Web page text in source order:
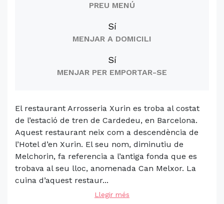
PREU MENÚ
Sí
MENJAR A DOMICILI
Sí
MENJAR PER EMPORTAR-SE
El restaurant Arrosseria Xurin es troba al costat
de l’estació de tren de Cardedeu, en Barcelona.
Aquest restaurant neix com a descendència de
l’Hotel d’en Xurin. El seu nom, diminutiu de
Melchorin, fa referencia a l’antiga fonda que es
trobava al seu lloc, anomenada Can Melxor. La
cuina d’aquest restaur...
Llegir més